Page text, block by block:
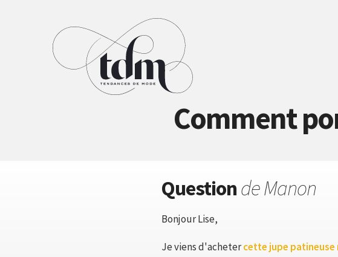
Comment
Questionde Manon
Bonjour Lise,
Je viens d'achetercette jupe patineuse